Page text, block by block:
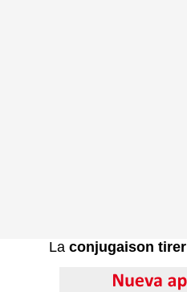
La conjugaison tirer